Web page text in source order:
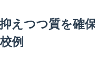
えつつ質を確
例